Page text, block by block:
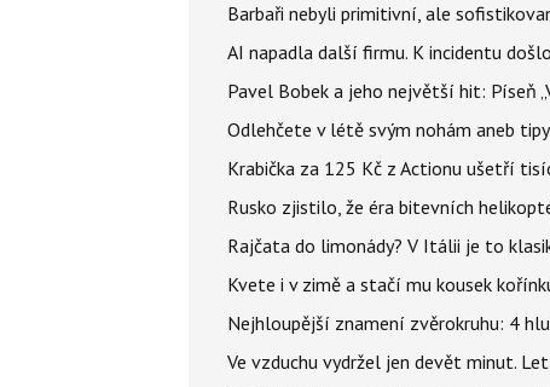
Barbaři nebyli primitivní, ale
AI napadla další firmu. K incidentu
Pavel Bobek a jeho největší hit: Píseň
Odlehčete v létě svým nohám aneb
Krabička za 125 Kč z Actionu ušetří
Rusko zjistilo, že éra bitevních
Rajčata do limonády? V Itálii je to
Kvete i v zimě a stačí mu kousek
Nejhloupější znamení zvěrokruhu: 4
Ve vzduchu vydržel jen devět minut.